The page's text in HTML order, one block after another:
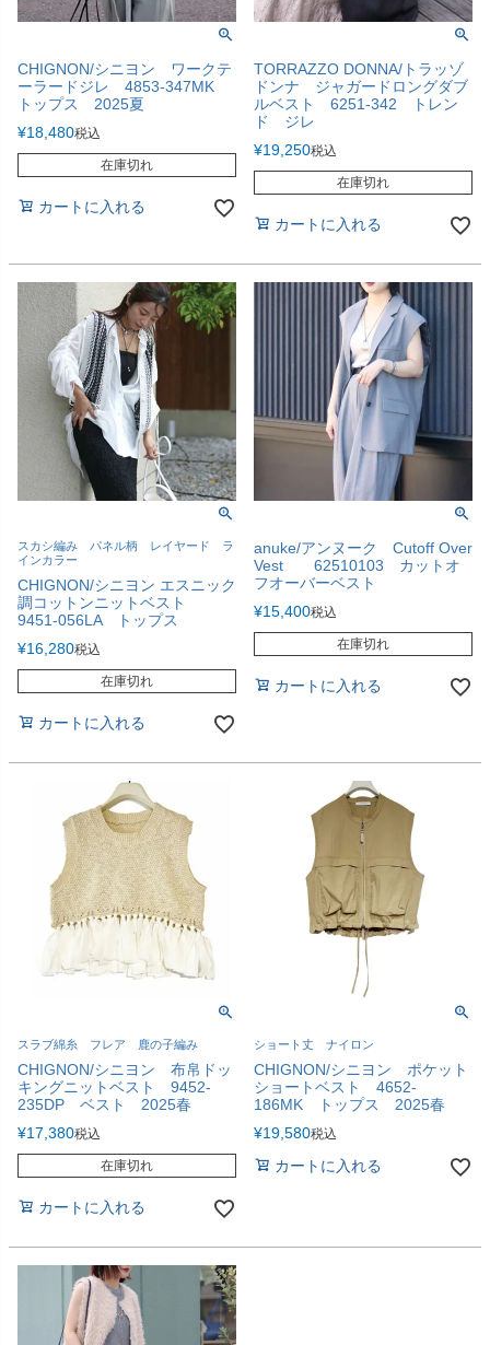
CHIGNON/シニヨン ワークテ
ーラードジレ 4853-347MK
トップス 2025夏
¥18,480税込
在庫切れ
カートに入れる
TORRAZZO DONNA/トラッゾ
ドンナ ジャガードロングダブ
ルベスト 6251-342 トレン
ド ジレ
¥19,250税込
在庫切れ
カートに入れる
スカシ編み パネル柄 レイヤード ラ
インカラー
CHIGNON/シニヨン エスニック
調コットンニットベスト
9451-056LA トップス
¥16,280税込
在庫切れ
カートに入れる
anuke/アンヌーク Cutoff Over
Vest 62510103 カットオ
フオーバーベスト
¥15,400税込
在庫切れ
カートに入れる
スラブ綿糸 フレア 鹿の子編み
CHIGNON/シニヨン 布帛ドッ
キングニットベスト 9452-
235DP ベスト 2025春
¥17,380税込
在庫切れ
カートに入れる
ショート丈 ナイロン
CHIGNON/シニヨン ポケット
ショートベスト 4652-
186MK トップス 2025春
¥19,580税込
カートに入れる